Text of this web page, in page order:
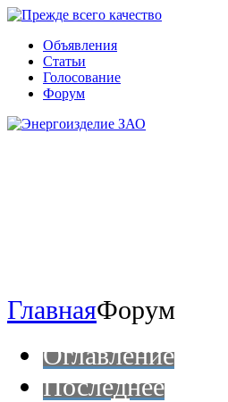
Объявления
Статьи
Голосование
Форум
ГлавнаяФорум
Оглавление
Последнее